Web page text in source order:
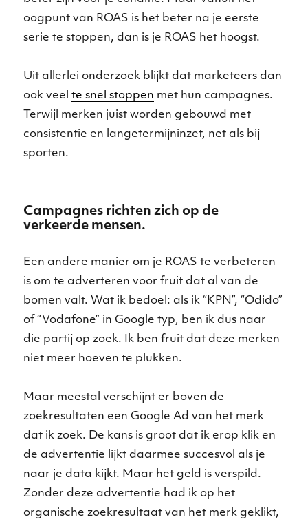
oogpunt van ROAS is het beter na je eerste
serie te stoppen, dan is je ROAS het hoogst.
Uit allerlei onderzoek blijkt dat marketeers dan
ook veelte snel stoppen met hun campagnes.
Terwijl merken juist worden gebouwd met
consistentie en langetermijninzet, net als bij
sporten.
Campagnes richten zich op de
verkeerde mensen.
Een andere manier om je ROAS te verbeteren
is om te adverteren voor fruit dat al van de
bomen valt. Wat ik bedoel: als ik “KPN”, “Odido”
of “Vodafone” in Google typ, ben ik dus naar
die partij op zoek. Ik ben fruit dat deze merken
niet meer hoeven te plukken.
Maar meestal verschijnt er boven de
zoekresultaten een Google Ad van het merk
dat ik zoek. De kans is groot dat ik erop klik en
de advertentie lijkt daarmee succesvol als je
naar je data kijkt. Maar het geld is verspild.
Zonder deze advertentie had ik op het
organische zoekresultaat van het merk geklikt,